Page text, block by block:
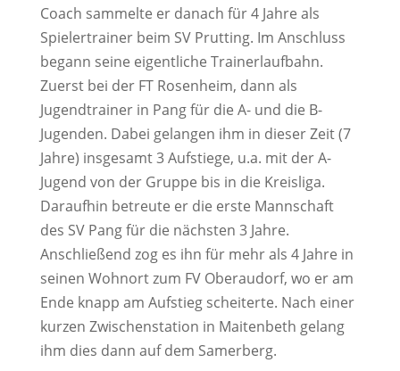
Coach sammelte er danach für 4 Jahre als
Spielertrainer beim SV Prutting. Im Anschluss
begann seine eigentliche Trainerlaufbahn.
Zuerst bei der FT Rosenheim, dann als
Jugendtrainer in Pang für die A- und die B-
Jugenden. Dabei gelangen ihm in dieser Zeit (7
Jahre) insgesamt 3 Aufstiege, u.a. mit der A-
Jugend von der Gruppe bis in die Kreisliga.
Daraufhin betreute er die erste Mannschaft
des SV Pang für die nächsten 3 Jahre.
Anschließend zog es ihn für mehr als 4 Jahre in
seinen Wohnort zum FV Oberaudorf, wo er am
Ende knapp am Aufstieg scheiterte. Nach einer
kurzen Zwischenstation in Maitenbeth gelang
ihm dies dann auf dem Samerberg.